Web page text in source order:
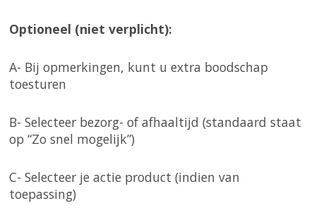
Optioneel (niet verplicht):
A- Bij opmerkingen, kunt u extra boodschap
toesturen
B- Selecteer bezorg- of afhaaltijd (standaard staat
op “Zo snel mogelijk”)
C- Selecteer je actie product (indien van
toepassing)